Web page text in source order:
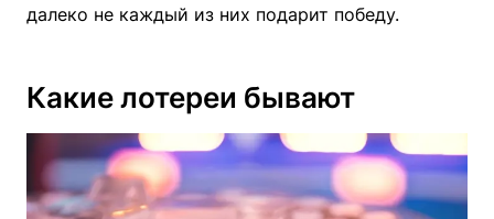
далеко не каждый из них подарит победу.
Какие лотереи бывают